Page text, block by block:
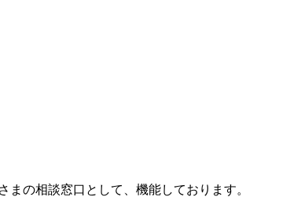
の相談窓口として、機能しております。